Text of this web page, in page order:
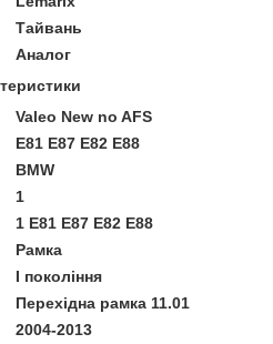
Тайвань
Аналог
Valeo New no AFS
E81 E87 E82 E88
BMW
1
1 E81 E87 E82 E88
Рамка
I покоління
Перехідна рамка 11.01
2004-2013